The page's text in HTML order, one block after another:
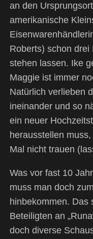
an den
amerikanische
Roberts) schon
stehen lassen. Ike
Maggie ist immer
Natürlich verlieben
ineinander und so
ein neuer
herausstellen
Mal nicht trauen
Was vor fast 10
muss man doch
hinbekommen. Das
Beteiligten an
doch diverse